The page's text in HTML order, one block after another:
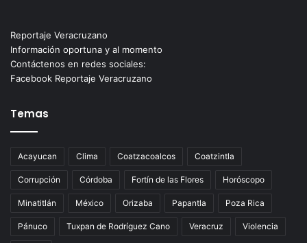
Reportaje Veracruzano
Información oportuna y al momento
Contáctenos en redes sociales:
Facebook Reportaje Veracruzano
Temas
Acayucan Clima Coatzacoalcos Coatzintla
Corrupción Córdoba Fortín de las Flores Horóscopo
Minatitlán México Orizaba Papantla Poza Rica
Pánuco Tuxpan de Rodríguez Cano Veracruz Violencia